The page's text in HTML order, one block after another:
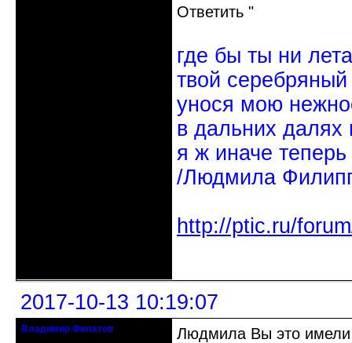
Ответить "
где бы ты ни
твой
унося мою
в дальних
я ж иначе
/Людмила
http://ptic.ru/
2017-10-13 10:19:07
Владимир Филатов Людмила Вы это имели